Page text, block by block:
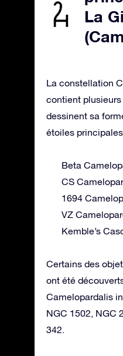
La
La constellation
contient
dessinent sa
étoiles
Beta
CS
1694
VZ
Kemble’s
Certains des
ont été
Camelopardalis
NGC 1502, NGC
342.